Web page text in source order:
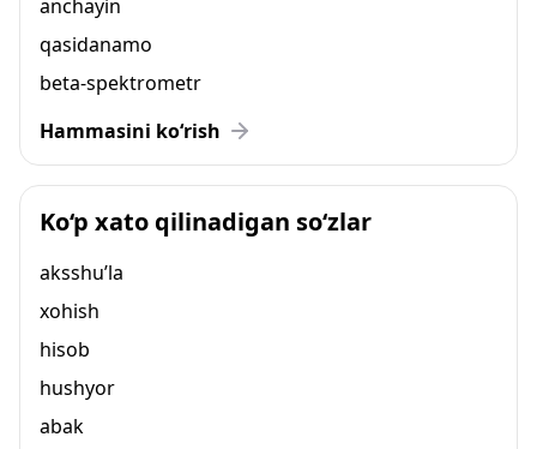
anchayin
qasidanamo
beta-spektrometr
Hammasini ko‘rish
Ko‘p xato qilinadigan so‘zlar
aksshu’la
xohish
hisob
hushyor
abak